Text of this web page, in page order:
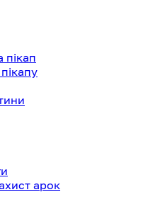
пікап
арок